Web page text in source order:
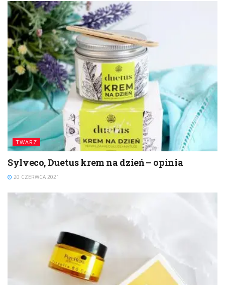
TWARZ
Sylveco, Duetus krem na dzień – opinia
20 CZERWCA 2021